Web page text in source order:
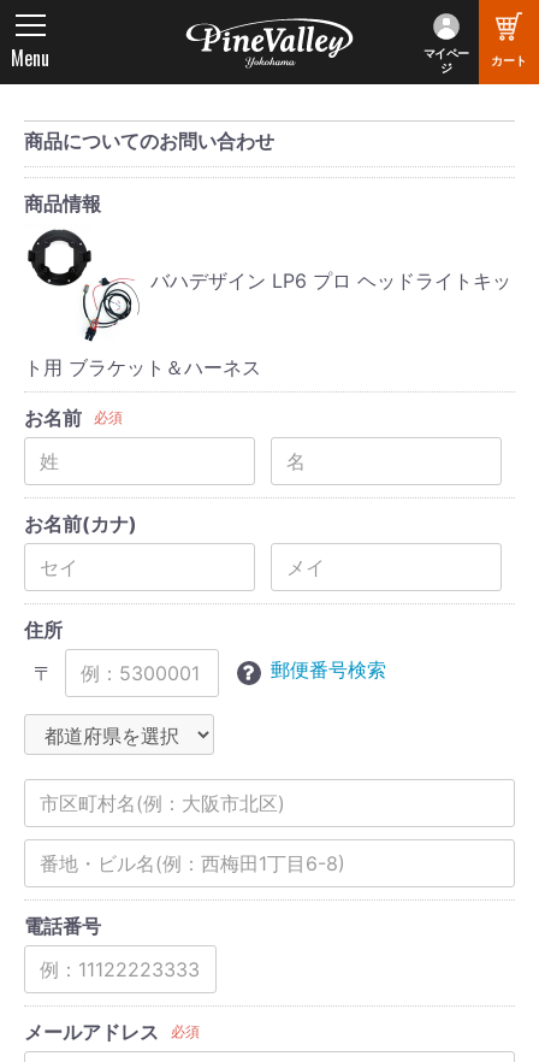
マイペー
ジ
カート
Menu
商品についてのお問い合わせ
商品情報
バハデザイン LP6 プロ ヘッドライトキッ
ト用 ブラケット＆ハーネス
お名前 必須
お名前(カナ)
住所
〒
郵便番号検索
電話番号
メールアドレス 必須